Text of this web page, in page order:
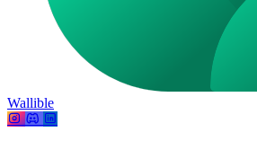
Wallible